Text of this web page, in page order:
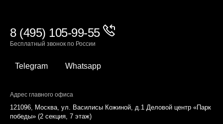
8 (495) 105-99-55
Бесплатный звонок по России
Telegram Whatsapp
Адрес главного офиса
121096, Москва, ул. Василисы Кожиной, д.1 Деловой центр «Парк
победы» (2 секция, 7 этаж)